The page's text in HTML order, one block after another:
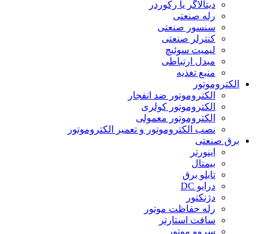
دیتالاگر یا رکوردر
رله صنعتی
سنسور صنعتی
کنترلر صنعتی
لیمیت سوئیچ
مبدل ارتباطی
منبع تغذیه
الکتروموتور
الکتروموتور ضد انفجار
الکتروموتور کولری
الکتروموتور معمولی
نصب الکتروموتور و تعمیر الکتروموتور
برق صنعتی
اینورتر
بیمتال
تابلو برق
درایو DC
دژنکتور
رله حفاظت موتور
سافت استارتر
سروو موتور